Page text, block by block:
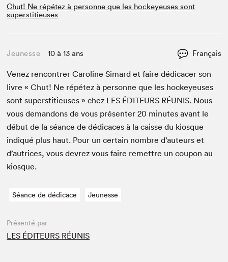
Chut! Ne répétez à personne que les hockeyeuses sont
superstitieuses
Jeunesse 10 à 13 ans Français
Venez ren­con­tr­er Car­o­line Simard et faire dédi­cac­er son
livre « Chut! Ne répétez à per­son­ne que les hock­eyeuses
sont super­sti­tieuses » chez LES ÉDI­TEURS RÉU­NIS. Nous
vous deman­dons de vous présen­ter20 min­utes avant le
début de la séance de dédi­caces à la caisse du kiosque
indiqué plus haut. Pour un cer­tain nom­bre d’auteurs et
d’autrices, vous devrez vous faire remet­tre un coupon au
kiosque.
Séance de dédicace Jeunesse
Présenté par
LES ÉDITEURS RÉUNIS